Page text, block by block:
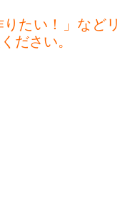
たい！」などリ
ださい。